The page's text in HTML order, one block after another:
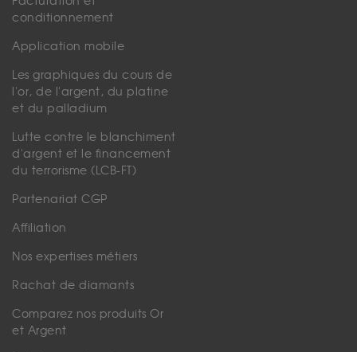
conditionnement
Application mobile
Les graphiques du cours de
l'or, de l'argent, du platine
et du palladium
Lutte contre le blanchiment
d'argent et le financement
du terrorisme (LCB-FT)
Partenariat CGP
Affiliation
Nos expertises métiers
Rachat de diamants
Comparez nos produits Or
et Argent